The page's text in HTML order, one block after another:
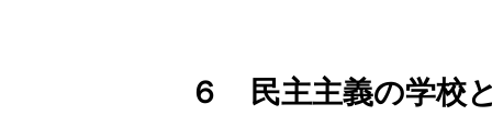
６ 民主主義の学校